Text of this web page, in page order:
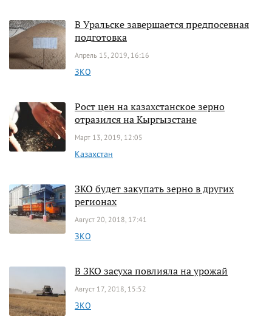
В Уральске завершается предпосевная
подготовка
Апрель 15, 2019, 16:16
ЗКО
Рост цен на казахстанское зерно
отразился на Кыргызстане
Март 13, 2019, 12:05
Казахстан
ЗКО будет закупать зерно в других
регионах
Август 20, 2018, 17:41
ЗКО
В ЗКО засуха повлияла на урожай
Август 17, 2018, 15:52
ЗКО